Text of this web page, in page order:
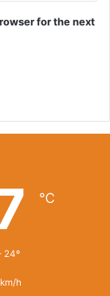
for the next
℃
24º
h